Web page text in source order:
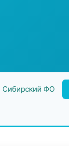
Сибирский ФО